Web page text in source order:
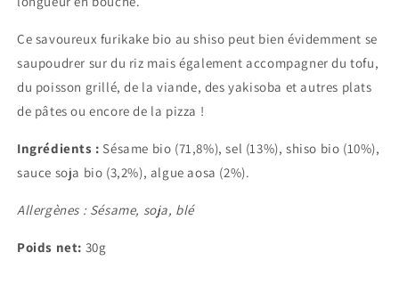
Ce savoureux furikake bio au shiso peut bien évidemment se
saupoudrer sur du riz mais également accompagner du tofu,
du poisson grillé, de la viande, des yakisoba et autres plats
de pâtes ou encore de la pizza !
Ingrédients : Sésame bio (71,8%), sel (13%), shiso bio (10%),
sauce soja bio (3,2%), algue aosa (2%).
Allergènes : Sésame, soja, blé
Poids net: 30g